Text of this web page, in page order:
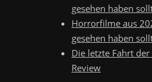
gesehen haben
Horrorfilme aus
gesehen haben
Die letzte Fahrt
Review